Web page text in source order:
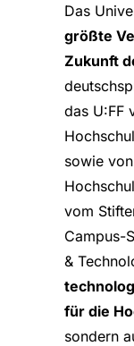
Das
größte
Zukunft
das U:FF
sowie
vom
Campus-
&
für die
sondern